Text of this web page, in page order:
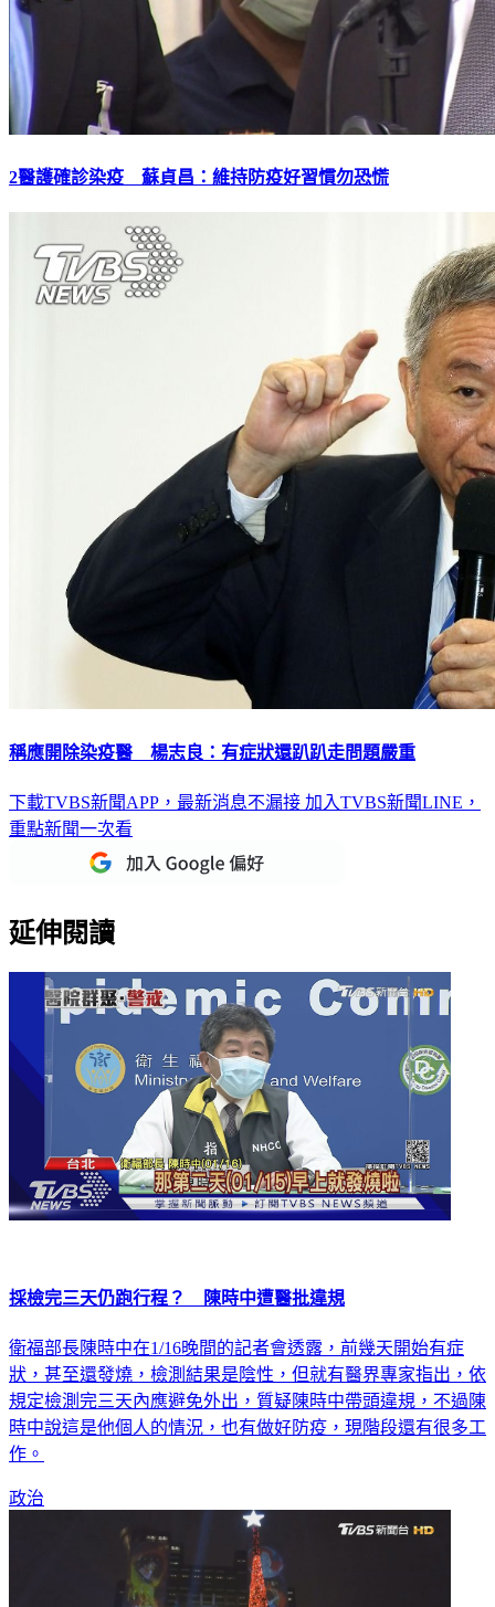
2醫護確診染疫 蘇貞昌：維持防疫好習慣勿恐慌
稱應開除染疫醫 楊志良：有症狀還趴趴走問題嚴重
下載TVBS新聞APP，最新消息不漏接 加入TVBS新聞LINE，
重點新聞一次看
延伸閱讀
採檢完三天仍跑行程？ 陳時中遭醫批違規
衛福部長陳時中在1/16晚間的記者會透露，前幾天開始有症
狀，甚至還發燒，檢測結果是陰性，但就有醫界專家指出，依
規定檢測完三天內應避免外出，質疑陳時中帶頭違規，不過陳
時中說這是他個人的情況，也有做好防疫，現階段還有很多工
作。
政治